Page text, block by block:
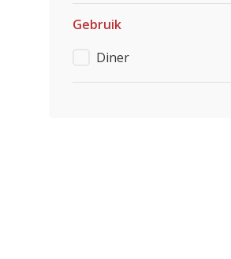
Gebruik
Diner